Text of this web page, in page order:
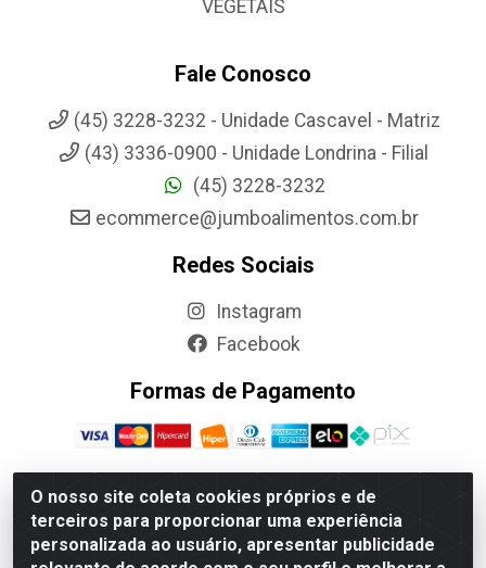
O nosso site coleta cookies próprios e de
terceiros para proporcionar uma experiência
personalizada ao usuário, apresentar publicidade
VEGETAIS
Fale Conosco
(45) 3228-3232 - Unidade Cascavel - Matriz
(43) 3336-0900 - Unidade Londrina - Filial
(45) 3228-3232
ecommerce@jumboalimentos.com.br
Redes Sociais
Instagram
Facebook
Formas de Pagamento
Jumbo Alimentos Cascavel - Matriz - Rua Itatiba Do Sul, 161 -
Santos Dumont, Cascavel-PR - CEP 85804-700- CNPJ